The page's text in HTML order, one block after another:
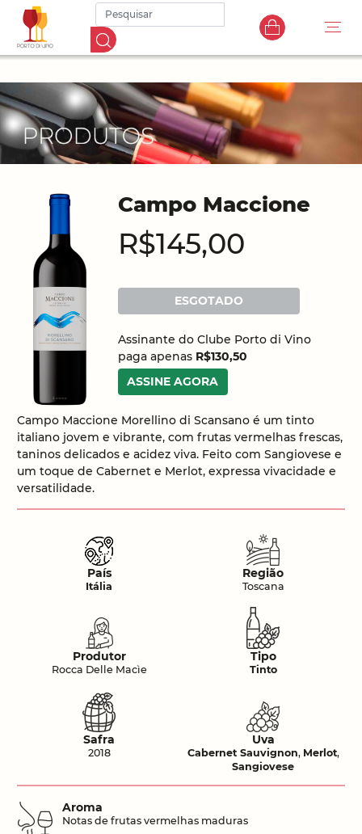
Campo Maccione
R$145,00
ESGOTADO
Assinante do Clube Porto di Vino
paga apenas R$130,50
ASSINE AGORA
Campo Maccione Morellino di Scansano é um tinto
italiano jovem e vibrante, com frutas vermelhas frescas,
taninos delicados e acidez viva. Feito com Sangiovese e
um toque de Cabernet e Merlot, expressa vivacidade e
versatilidade.
País
Itália
Região
Toscana
Produtor
Rocca Delle Macìe
Tipo
Tinto
Safra
2018
Uva
Cabernet Sauvignon, Merlot,
Sangiovese
Aroma
Notas de frutas vermelhas maduras